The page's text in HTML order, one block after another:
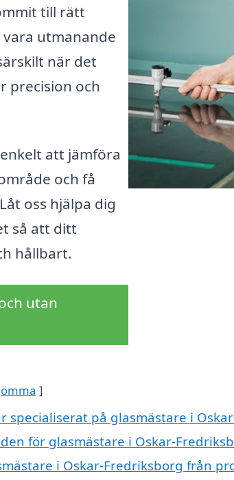
till rätt
utmanande
när det
precision och
att jämföra
och få
oss hjälpa dig
så att ditt
hållbart.
utan
specialiserat på glasmästare i
för glasmästare i Oskar-
i Oskar-Fredriksborg från